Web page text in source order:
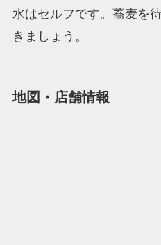
水はセルフです。蕎麦を
きましょう。
地図・店舗情報